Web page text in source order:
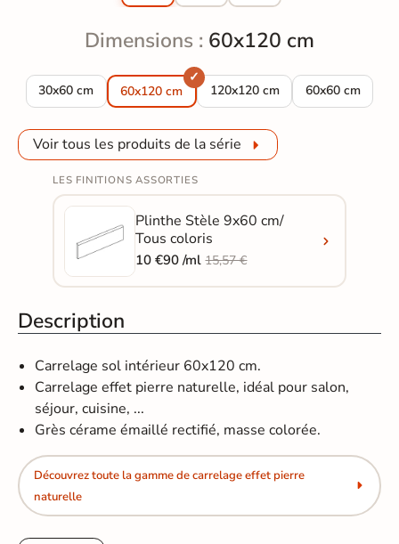
Dimensions : 60x120 cm
30x60 cm
Carrelage sol effet pierre Stèle taupe 30x60 cm
60x120 cm 120x120 cm
Carrelage sol effet pierre Stèle
60x60 cm
Carrelage sol
Voir tous les produits de la série
LES FINITIONS ASSORTIES
Plinthe Stèle 9x60 cm/
Tous coloris
10 €90 /ml15,57 €
Description
Carrelage sol intérieur 60x120 cm.
Carrelage effet pierre naturelle, idéal pour salon,
séjour, cuisine, ...
Grès cérame émaillé rectifié, masse colorée.
Découvrez toute la gamme de carrelage effet pierre
naturelle